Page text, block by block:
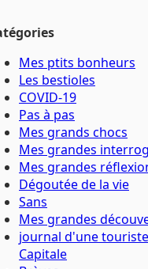
Mes ptits bonheurs
Les bestioles
COVID-19
Pas à pas
Mes grands chocs
Mes grandes
Mes grandes
Dégoutée de la vie
Sans
Mes grandes
journal d'une
Capitale